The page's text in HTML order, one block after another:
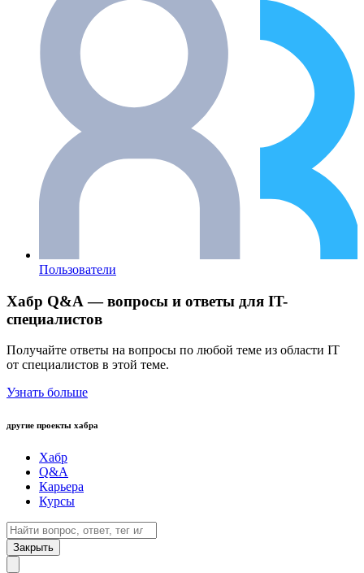
Пользователи
Хабр Q&A — вопросы и ответы для IT-
специалистов
Получайте ответы на вопросы по любой теме из области IT
от специалистов в этой теме.
Узнать больше
другие проекты хабра
Хабр
Q&A
Карьера
Курсы
Закрыть